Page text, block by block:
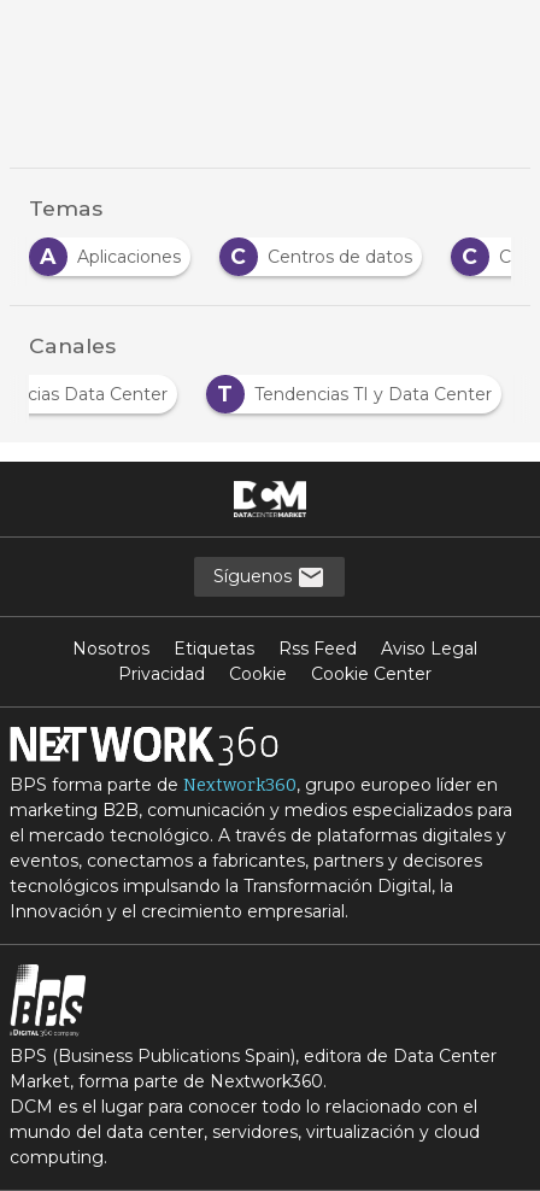
Temas
Aplicaciones Centros de datos Cloud
Canales
Noticias Data Center T Tendencias TI y Data Center
Síguenos
Nosotros Etiquetas Rss Feed
Aviso Legal
Privacidad
Cookie Cookie Center
BPS forma parte de Nextwork360, grupo europeo líder en
marketing B2B, comunicación y medios especializados para
el mercado tecnológico. A través de plataformas digitales y
eventos, conectamos a fabricantes, partners y decisores
tecnológicos impulsando la Transformación Digital, la
Innovación y el crecimiento empresarial.
BPS (Business Publications Spain), editora de Data Center
Market, forma parte de Nextwork360.
DCM es el lugar para conocer todo lo relacionado con el
mundo del data center, servidores, virtualización y cloud
computing.